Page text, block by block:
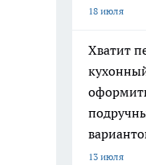
18 июля
Хватит
13 июля